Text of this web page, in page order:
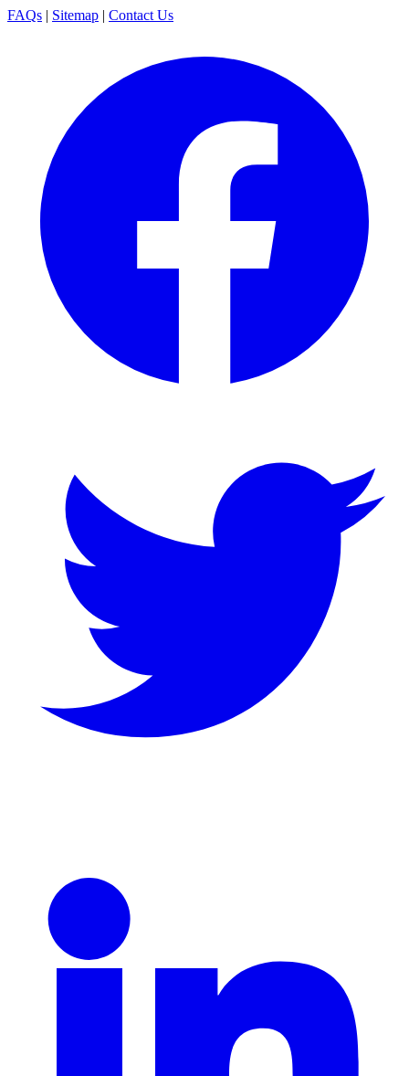
FAQs | Sitemap | Contact Us